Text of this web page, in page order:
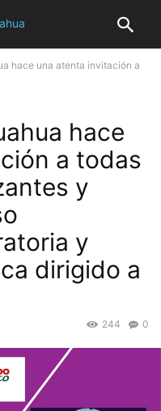
hace una atenta invitación a
hace
a todas
y
y
dirigido a
0
244